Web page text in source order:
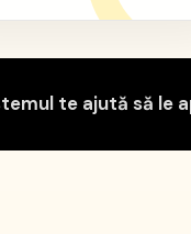
te ajută să le